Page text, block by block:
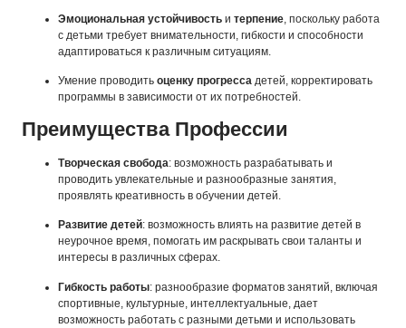
Эмоциональная устойчивость и терпение, поскольку работа
с детьми требует внимательности, гибкости и способности
адаптироваться к различным ситуациям.
Умение проводить оценку прогресса детей, корректировать
программы в зависимости от их потребностей.
Преимущества Профессии
Творческая свобода: возможность разрабатывать и
проводить увлекательные и разнообразные занятия,
проявлять креативность в обучении детей.
Развитие детей: возможность влиять на развитие детей в
неурочное время, помогать им раскрывать свои таланты и
интересы в различных сферах.
Гибкость работы: разнообразие форматов занятий, включая
спортивные, культурные, интеллектуальные, дает
возможность работать с разными детьми и использовать